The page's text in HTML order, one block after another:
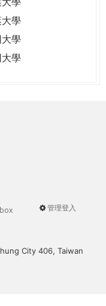
學
學
學
User
管理登入
City 406, Taiwan